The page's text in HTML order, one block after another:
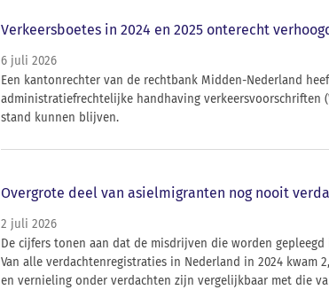
Verkeersboetes in 2024 en 2025 onterecht
6 juli 2026
Een kantonrechter van de rechtbank Midden-Nederland
administratiefrechtelijke handhaving verkeersvoorschriften
stand kunnen blijven.
Overgrote deel van asielmigranten nog nooit
2 juli 2026
De cijfers tonen aan dat de misdrijven die worden
Van alle verdachtenregistraties in Nederland in 2024 kwam
en vernieling onder verdachten zijn vergelijkbaar met die